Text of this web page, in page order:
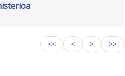
<< < > >>